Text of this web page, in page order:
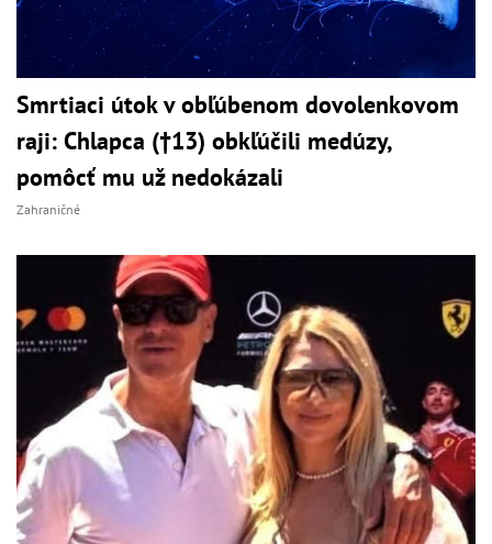
Smrtiaci útok v obľúbenom dovolenkovom
raji: Chlapca (†13) obkľúčili medúzy,
pomôcť mu už nedokázali
Zahraničné